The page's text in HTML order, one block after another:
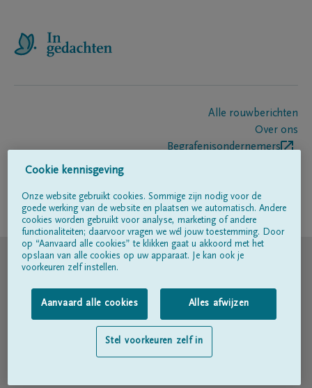
Alle rouwberichten
Over ons
Begrafenisondernemers
Volg ons op
© DELA
Gebruiksvoorwaarden
Privacyverklaring
Toegankelijkheidsverklaring
Cookie kennisgeving
Onze website gebruikt cookies. Sommige zijn nodig voor de
goede werking van de website en plaatsen we automatisch. Andere
cookies worden gebruikt voor analyse, marketing of andere
functionaliteiten; daarvoor vragen we wél jouw toestemming. Door
op “Aanvaard alle cookies” te klikken gaat u akkoord met het
opslaan van alle cookies op uw apparaat. Je kan ook je
voorkeuren zelf instellen.
Aanvaard alle cookies Alles afwijzen
Stel voorkeuren zelf in